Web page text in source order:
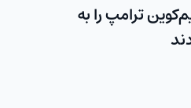
ترامپ را به